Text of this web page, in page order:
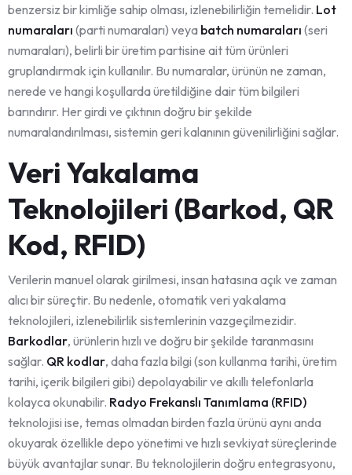
benzersiz bir kimliğe sahip olması, izlenebilirliğin temelidir. Lot
numaraları (parti numaraları) veya batch numaraları (seri
numaraları), belirli bir üretim partisine ait tüm ürünleri
gruplandırmak için kullanılır. Bu numaralar, ürünün ne zaman,
nerede ve hangi koşullarda üretildiğine dair tüm bilgileri
barındırır. Her girdi ve çıktının doğru bir şekilde
numaralandırılması, sistemin geri kalanının güvenilirliğini sağlar.
Veri Yakalama
Teknolojileri (Barkod, QR
Kod, RFID)
Verilerin manuel olarak girilmesi, insan hatasına açık ve zaman
alıcı bir süreçtir. Bu nedenle, otomatik veri yakalama
teknolojileri, izlenebilirlik sistemlerinin vazgeçilmezidir.
Barkodlar, ürünlerin hızlı ve doğru bir şekilde taranmasını
sağlar. QR kodlar, daha fazla bilgi (son kullanma tarihi, üretim
tarihi, içerik bilgileri gibi) depolayabilir ve akıllı telefonlarla
kolayca okunabilir. Radyo Frekanslı Tanımlama (RFID)
teknolojisi ise, temas olmadan birden fazla ürünü aynı anda
okuyarak özellikle depo yönetimi ve hızlı sevkiyat süreçlerinde
büyük avantajlar sunar. Bu teknolojilerin doğru entegrasyonu,